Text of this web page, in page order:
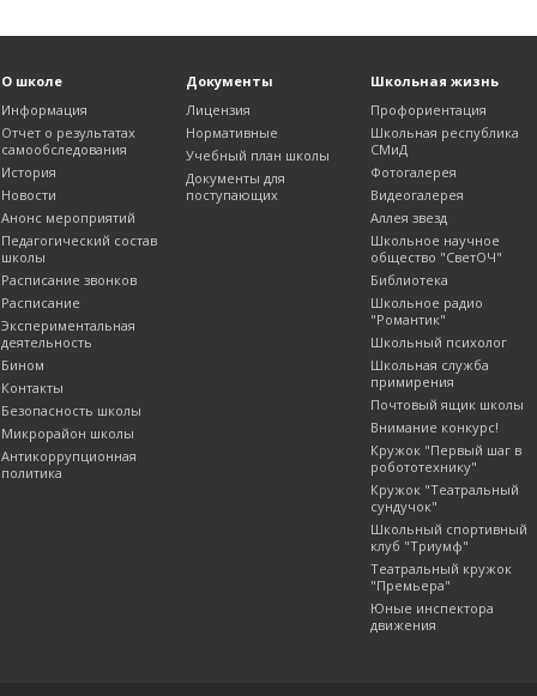
О школе
Информация
Отчет о результатах
самообследования
История
Новости
Анонс мероприятий
Педагогический состав
школы
Расписание звонков
Расписание
Экспериментальная
деятельность
Бином
Контакты
Безопасность школы
Микрорайон школы
Антикоррупционная
политика
Документы
Лицензия
Нормативные
Учебный план школы
Документы для
поступающих
Школьная жизнь
Профориентация
Школьная республика
СМиД
Фотогалерея
Видеогалерея
Аллея звезд
Школьное научное
общество "СветОЧ"
Библиотека
Школьное радио
"Романтик"
Школьный психолог
Школьная служба
примирения
Почтовый ящик школы
Внимание конкурс!
Кружок "Первый шаг в
робототехнику"
Кружок "Театральный
сундучок"
Школьный спортивный
клуб "Триумф"
Театральный кружок
"Премьера"
Юные инспектора
движения